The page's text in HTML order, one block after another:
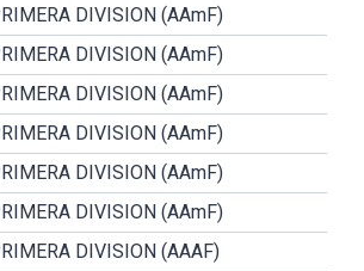
DIVISION (AAmF)
DIVISION (AAmF)
DIVISION (AAmF)
DIVISION (AAmF)
DIVISION (AAmF)
DIVISION (AAmF)
DIVISION (AAAF)